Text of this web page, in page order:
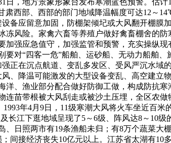
，地方景象形象台发布寒潮蓝色预警。估计
西部、西部的部门地域降温幅度可达12～
备应留意加固，防棚架倾圮或大风翻开棚膜
风险。家禽六畜等养殖户做好禽畜棚舍的防
强应急值守，加强监管和预警，充实操纵
对“四客一危”船舶、运砂船、无动力船舶、
正在沉点航道、变乱多发区、受风严沉水域
、降温可能激发的大型设备变乱、高空建立
、渔业部分配合做好防御工做，构成防抗寒
苗带根被大风刮走或被沙土压埋，全区农
年4月9日，11级寒潮大风将火车坐近百米
江下逛地域呈现了5～6级、阵风达8～10级
日照两市有19条渔船未归；有8万个蔬菜大
间接经济丧失10亿元以上。江苏省太湖有10